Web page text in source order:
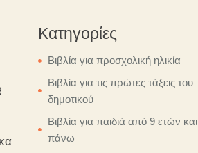
Κατηγορίες
Βιβλία για προσχολική ηλικία
Βιβλία για τις πρώτες τάξεις του
δημοτικού
Βιβλία για παιδιά από 9 ετών και
πάνω